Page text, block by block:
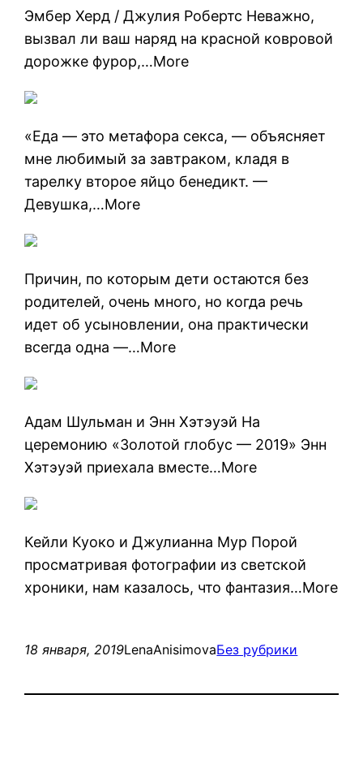
Эмбер Херд / Джулия Робертс Неважно,
вызвал ли ваш наряд на красной ковровой
дорожке фурор,…More
«Еда — это метафора секса, — объясняет
мне любимый за завтраком, кладя в
тарелку второе яйцо бенедикт. —
Девушка,…More
Причин, по которым дети остаются без
родителей, очень много, но когда речь
идет об усыновлении, она практически
всегда одна —…More
Адам Шульман и Энн Хэтэуэй На
церемонию «Золотой глобус — 2019» Энн
Хэтэуэй приехала вместе…More
Кейли Куоко и Джулианна Мур Порой
просматривая фотографии из светской
хроники, нам казалось, что фантазия…More
18 января, 2019LenaAnisimovaБез рубрики